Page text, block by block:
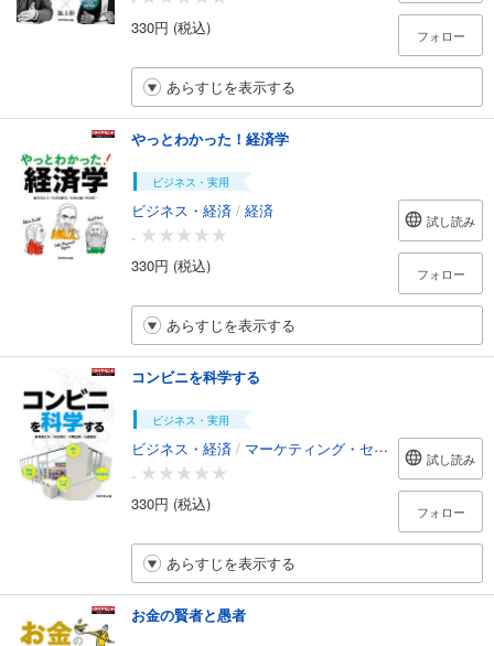
330円 (税込)
フォロー
あらすじを表示する
やっとわかった！経済学
ビジネス・実用
ビジネス・経済 / 経済
-
330円 (税込)
試し読み
フォロー
あらすじを表示する
コンビニを科学する
ビジネス・実用
ビジネス・経済 / マーケティング・セールス
-
330円 (税込)
試し読み
フォロー
あらすじを表示する
お金の賢者と愚者